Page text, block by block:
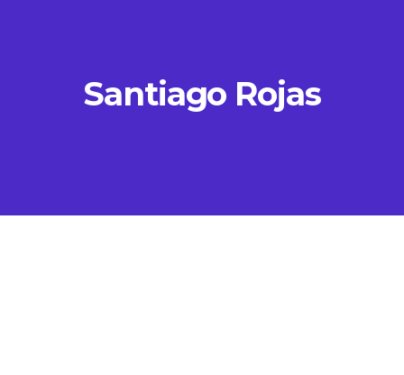
Santiago Rojas